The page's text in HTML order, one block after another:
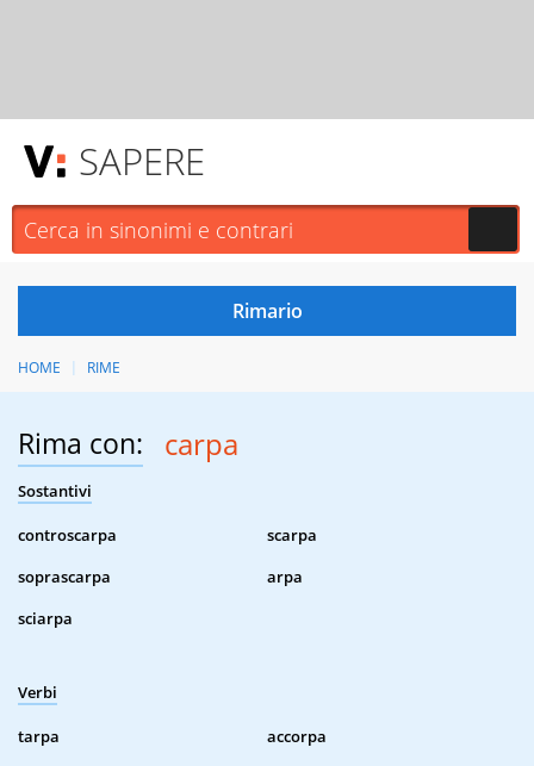
SAPERE
HOME RIME
Rima con: carpa
Sostantivi
controscarpa
scarpa
soprascarpa
arpa
sciarpa
Verbi
tarpa
accorpa